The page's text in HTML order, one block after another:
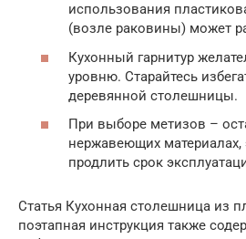
использования
(возле раковины) может
Кухонный гарнитур
уровню. Старайтесь
деревянной столешницы.
При выборе метизов –
нержавеющих
продлить срок
Статья Кухонная столешница из
поэтапная инструкция также